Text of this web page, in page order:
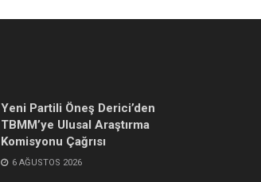
Yeni Partili Öneş Derici’den
TBMM’ye Ulusal Araştırma
Komisyonu Çağrısı
6 AĞUSTOS 2026